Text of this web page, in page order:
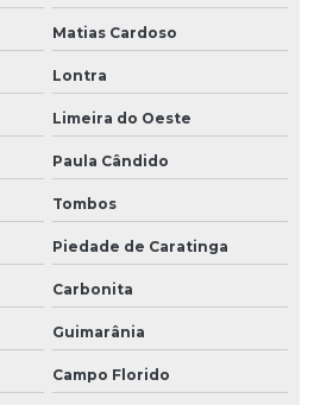
Matias Cardoso
Lontra
Limeira do Oeste
Paula Cândido
Tombos
Piedade de Caratinga
Carbonita
Guimarânia
Campo Florido